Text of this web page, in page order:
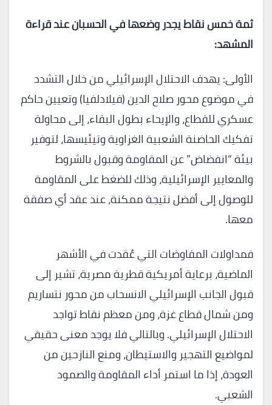
ثمة خمس نقاط يجدر وضعها في الحسبان عند قراءة
المشهد:
الأولى: يهدف الاحتلال الإسرائيلي من خلال التشدد
في موضوع محور صلاح الدين (فيلادلفيا) وتعيين حاكم
عسكري للقطاع، والإيحاء بطول البقاء، إلى محاولة
تفكيك الحاضنة الشعبية الغزاوية وتيئيسها، لتوفير
بيئة “انفضاض” عن المقاومة وقبول بالشروط
والمعايير الإسرائيلية، وذلك للضغط على المقاومة
للوصول إلى أفضل نتيجة ممكنة، عند عقد أي صفقة
معها.
فمداولات المفاوضات التي عُقدت في الأشهر
الماضية، برعاية أمريكية قطرية مصرية، تشير إلى
قبول الجانب الإسرائيلي الانسحاب من محور نتساريم
ومن شمال قطاع غزة، ومن معظم نقاط تواجد
الاحتلال الإسرائيلي. وبالتالي فلا يوجد معنى حقيقي
لمواضيع التهجير والاستيطان، ومنع النازحين من
العودة، إذا ما استمر أداء المقاومة والصمود
الشعبي.